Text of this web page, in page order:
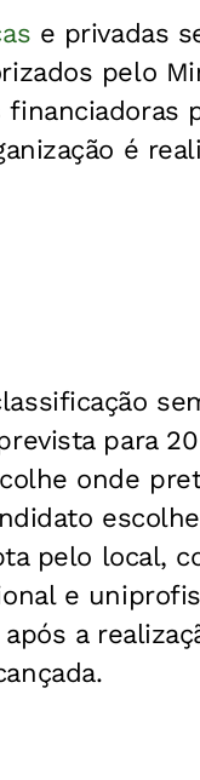
e privadas
pelo
é
para
onde
pelo local,
e
a